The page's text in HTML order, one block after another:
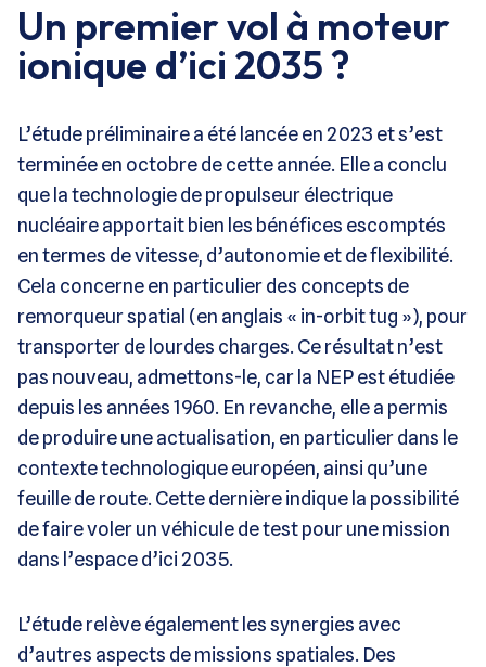
Un premier vol à moteur
ionique d’ici 2035 ?
L’étude préliminaire a été lancée en 2023 et s’est
terminée en octobre de cette année. Elle a conclu
que la technologie de propulseur électrique
nucléaire apportait bien les bénéfices escomptés
en termes de vitesse, d’autonomie et de flexibilité.
Cela concerne en particulier des concepts de
remorqueur spatial (en anglais « in-orbit tug »), pour
transporter de lourdes charges. Ce résultat n’est
pas nouveau, admettons-le, car la NEP est étudiée
depuis les années 1960. En revanche, elle a permis
de produire une actualisation, en particulier dans le
contexte technologique européen, ainsi qu’une
feuille de route. Cette dernière indique la possibilité
de faire voler un véhicule de test pour une mission
dans l’espace d’ici 2035.
L’étude relève également les synergies avec
d’autres aspects de missions spatiales. Des